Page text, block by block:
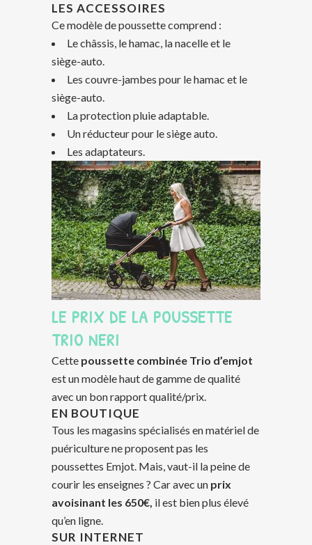
LES ACCESSOIRES
Ce modèle de poussette comprend :
Le châssis, le hamac, la nacelle et le
siège-auto.
Les couvre-jambes pour le hamac et le
siège-auto.
La protection pluie adaptable.
Un réducteur pour le siège auto.
Les adaptateurs.
LE PRIX DE LA POUSSETTE
TRIO NERI
Cette poussette combinée Trio d’emjot
est un modèle haut de gamme de qualité
avec un bon rapport qualité/prix.
EN BOUTIQUE
Tous les magasins spécialisés en matériel de
puériculture ne proposent pas les
poussettes Emjot. Mais, vaut-il la peine de
courir les enseignes ? Car avec un prix
avoisinant les 650€, il est bien plus élevé
qu’en ligne.
SUR INTERNET